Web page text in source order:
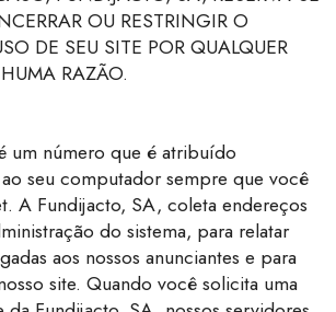
OU RESTRINGIR O
DE SEU SITE POR QUALQUER
RAZÃO.
um número que é atribuído
seu computador sempre que você
A Fundijacto, SA, coleta endereços
do sistema, para relatar
aos nossos anunciantes e para
site. Quando você solicita uma